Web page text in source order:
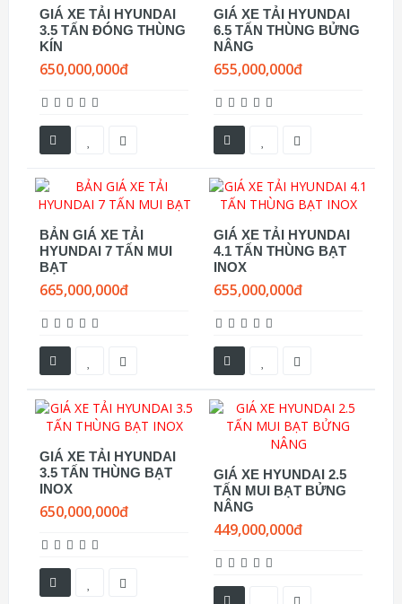
GIÁ XE TẢI HYUNDAI
3.5 TẤN ĐÓNG THÙNG
KÍN
650,000,000đ
GIÁ XE TẢI HYUNDAI
6.5 TẤN THÙNG BỬNG
NÂNG
655,000,000đ
BẢN GIÁ XE TẢI
HYUNDAI 7 TẤN MUI
BẠT
665,000,000đ
GIÁ XE TẢI HYUNDAI
4.1 TẤN THÙNG BẠT
INOX
655,000,000đ
GIÁ XE TẢI HYUNDAI
3.5 TẤN THÙNG BẠT
INOX
650,000,000đ
GIÁ XE HYUNDAI 2.5
TẤN MUI BẠT BỬNG
NÂNG
449,000,000đ